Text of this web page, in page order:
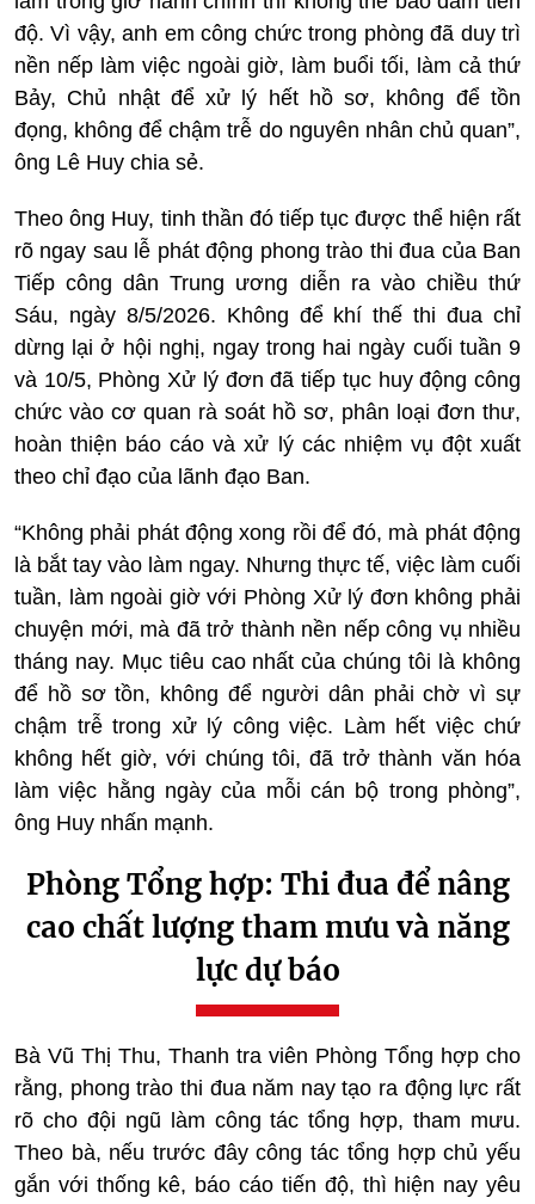
độ. Vì vậy, anh em công chức trong phòng đã duy trì
nền nếp làm việc ngoài giờ, làm buổi tối, làm cả thứ
Bảy, Chủ nhật để xử lý hết hồ sơ, không để tồn
đọng, không để chậm trễ do nguyên nhân chủ quan”,
ông Lê Huy chia sẻ.
Theo ông Huy, tinh thần đó tiếp tục được thể hiện rất
rõ ngay sau lễ phát động phong trào thi đua của Ban
Tiếp công dân Trung ương diễn ra vào chiều thứ
Sáu, ngày 8/5/2026. Không để khí thế thi đua chỉ
dừng lại ở hội nghị, ngay trong hai ngày cuối tuần 9
và 10/5, Phòng Xử lý đơn đã tiếp tục huy động công
chức vào cơ quan rà soát hồ sơ, phân loại đơn thư,
hoàn thiện báo cáo và xử lý các nhiệm vụ đột xuất
theo chỉ đạo của lãnh đạo Ban.
“Không phải phát động xong rồi để đó, mà phát động
là bắt tay vào làm ngay. Nhưng thực tế, việc làm cuối
tuần, làm ngoài giờ với Phòng Xử lý đơn không phải
chuyện mới, mà đã trở thành nền nếp công vụ nhiều
tháng nay. Mục tiêu cao nhất của chúng tôi là không
để hồ sơ tồn, không để người dân phải chờ vì sự
chậm trễ trong xử lý công việc. Làm hết việc chứ
không hết giờ, với chúng tôi, đã trở thành văn hóa
làm việc hằng ngày của mỗi cán bộ trong phòng”,
ông Huy nhấn mạnh.
Phòng Tổng hợp: Thi đua để nâng
cao chất lượng tham mưu và năng
lực dự báo
Bà Vũ Thị Thu, Thanh tra viên Phòng Tổng hợp cho
rằng, phong trào thi đua năm nay tạo ra động lực rất
rõ cho đội ngũ làm công tác tổng hợp, tham mưu.
Theo bà, nếu trước đây công tác tổng hợp chủ yếu
gắn với thống kê, báo cáo tiến độ, thì hiện nay yêu